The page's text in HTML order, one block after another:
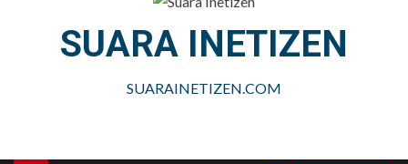
SUARA INETIZEN
SUARAINETIZEN.COM